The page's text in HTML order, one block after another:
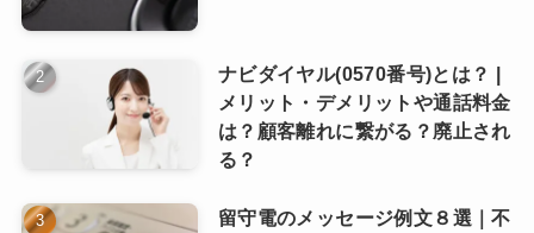
ナビダイヤル(0570番号)とは？ |
メリット・デメリットや通話料金
は？顧客離れに繋がる？廃止され
る？
留守電のメッセージ例文８選｜不